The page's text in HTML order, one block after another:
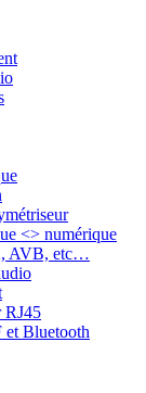
<> numérique
AVB, etc…
RJ45
et Bluetooth